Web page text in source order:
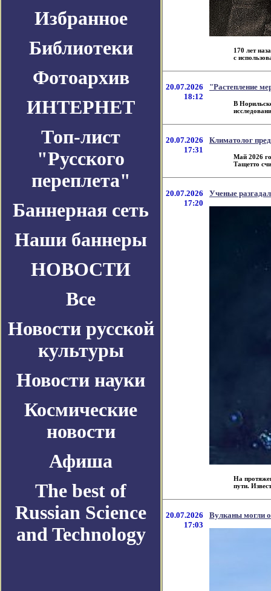
Избранное
Библиотеки
Фотоархив
ИНТЕРНЕТ
Топ-лист
"Русского
переплета"
Баннерная сеть
Наши баннеры
НОВОСТИ
Все
Новости русской
культуры
Новости науки
Космические
новости
Афиша
The best of
Russian Science
and Technology
170 лет
с
20.07.2026
18:12
"Растепление
В
20.07.2026
17:31
Климатолог
Май 2026
Тащетто
20.07.2026
17:20
Ученые
На
пути.
20.07.2026
17:03
Вулканы могли